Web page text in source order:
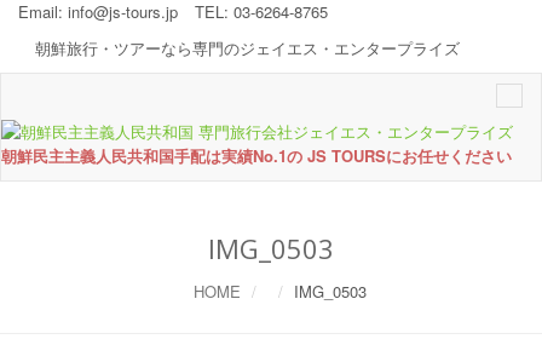
Email: info@js-tours.jp
TEL: 03-6264-8765
朝鮮旅行・ツアーなら専門のジェイエス・エンタープライズ
朝鮮民主主義人民共和国手配は実績No.1の JS TOURSにお任せください
IMG_0503
HOME IMG_0503